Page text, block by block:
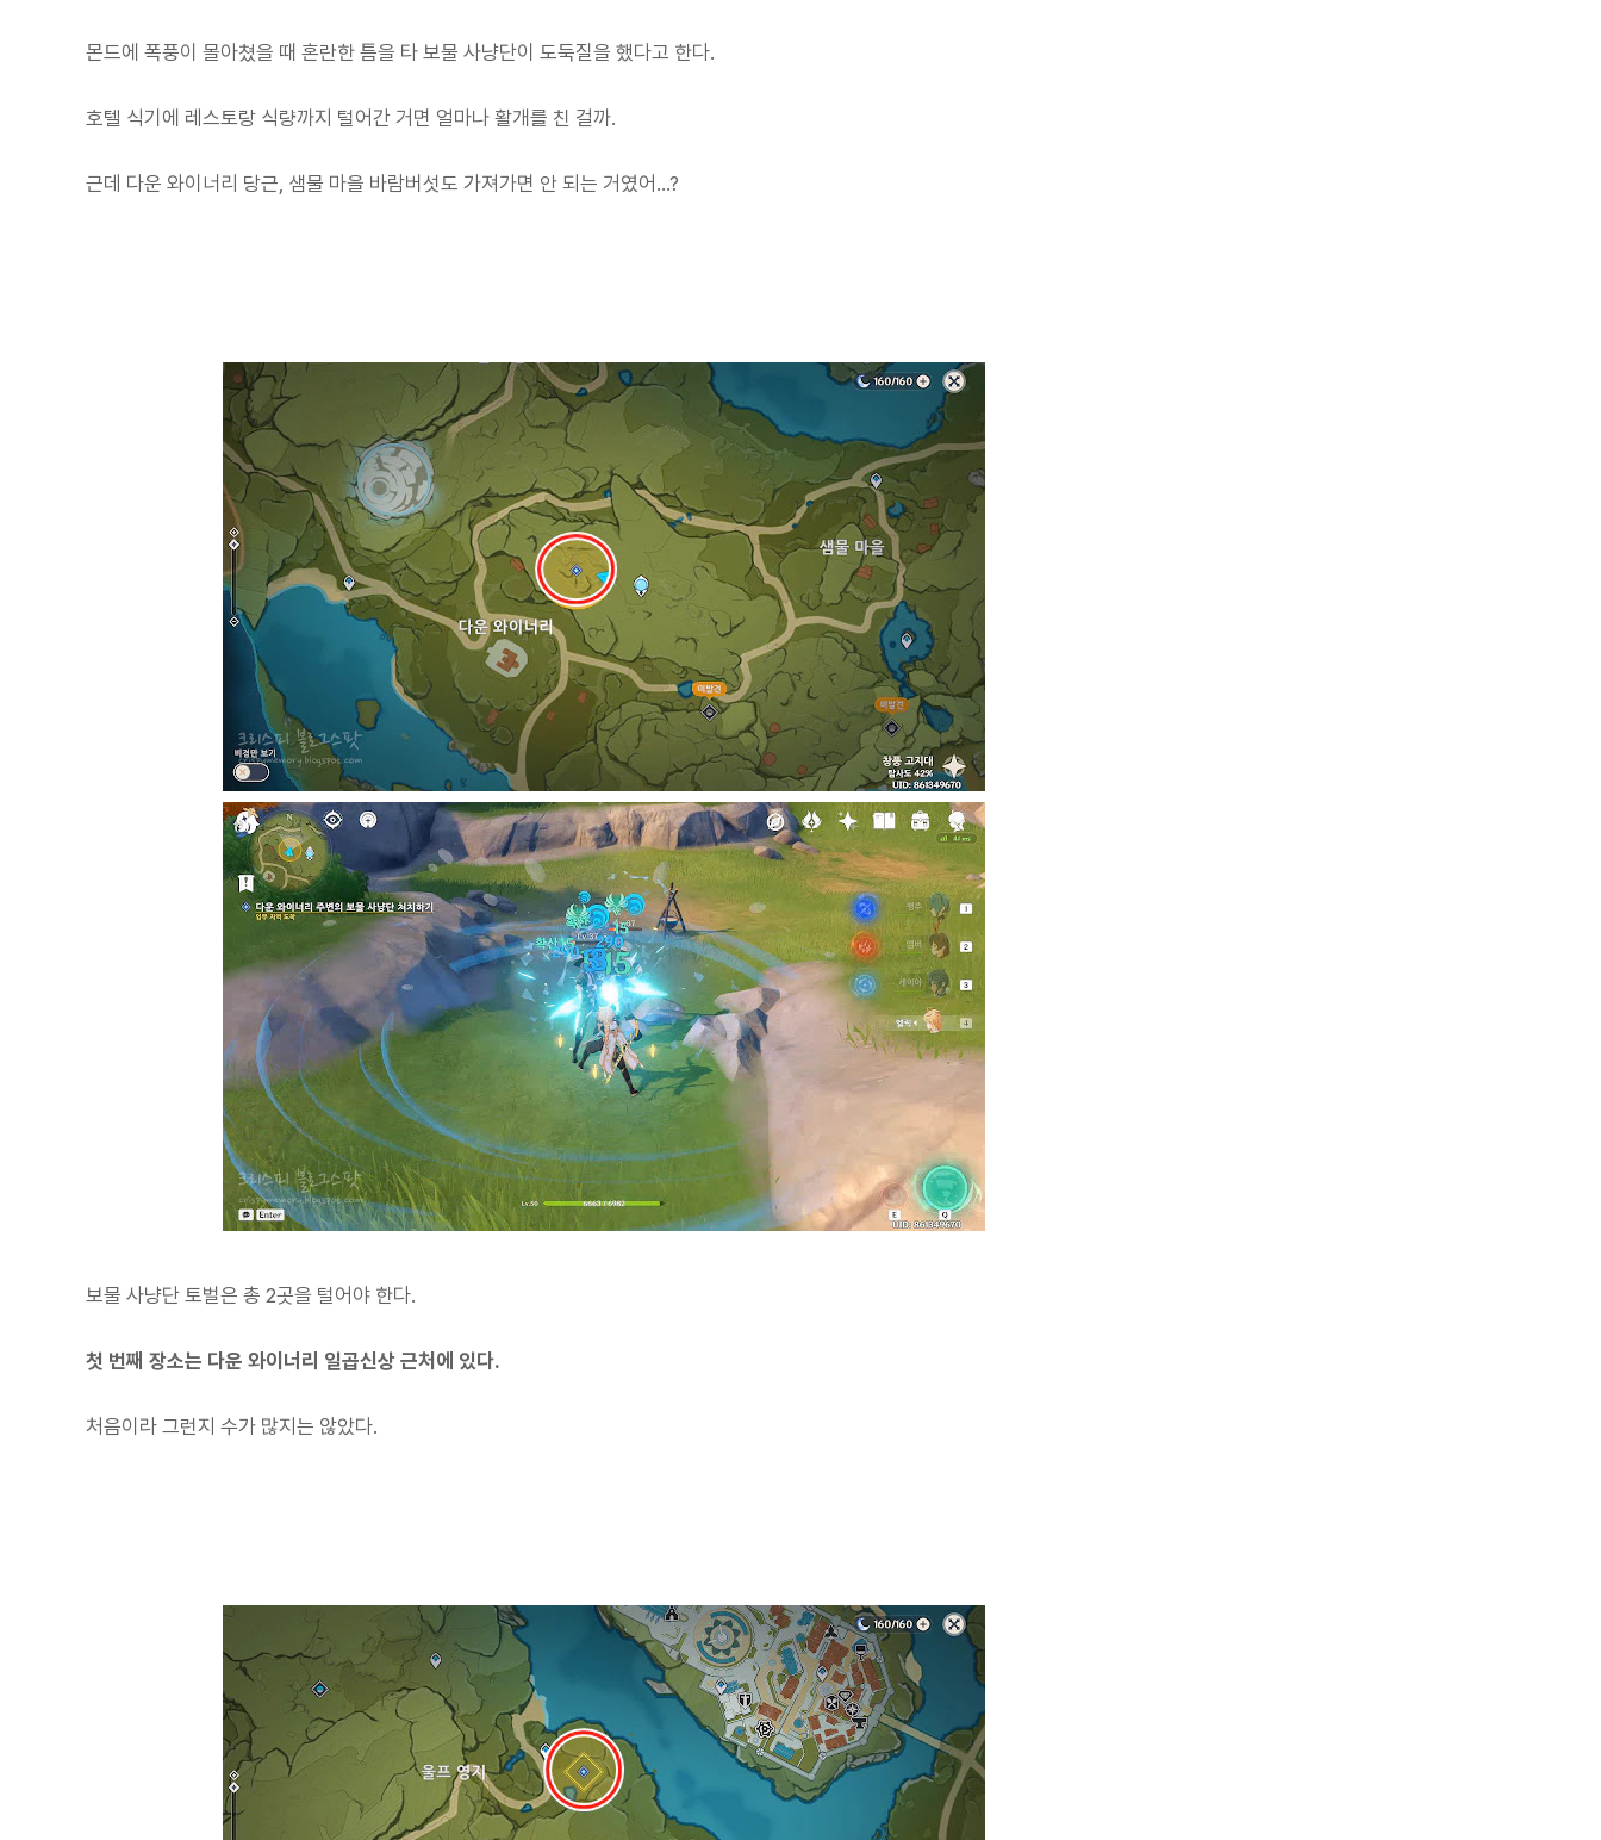
몬드에 폭풍이 몰아쳤을 때 혼란한 틈을 타 보물 사냥단이 도둑질을 했다고 한다.
호텔 식기에 레스토랑 식량까지 털어간 거면 얼마나 활개를 친 걸까.
근데 다운 와이너리 당근, 샘물 마을 바람버섯도 가져가면 안 되는 거였어...?
보물 사냥단 토벌은 총 2곳을 털어야 한다.
첫 번째 장소는 다운 와이너리 일곱신상 근처에 있다.
처음이라 그런지 수가 많지는 않았다.